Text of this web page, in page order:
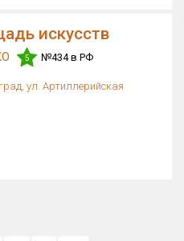
искусств
5 №434 в РФ
ул. Артиллерийская